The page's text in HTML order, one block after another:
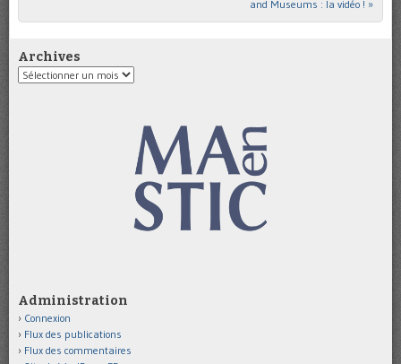
and Museums : la vidéo ! »
Archives
Archives
Administration
Connexion
Flux des publications
Flux des commentaires